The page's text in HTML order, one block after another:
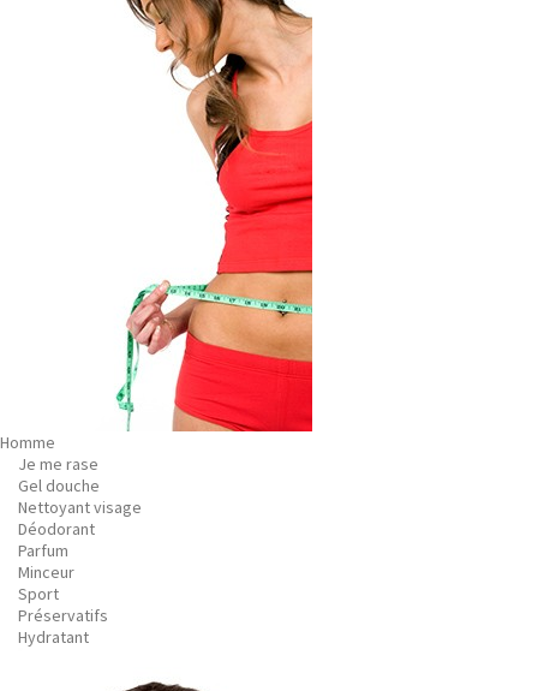
Homme
Je me rase
Gel douche
Nettoyant visage
Déodorant
Parfum
Minceur
Sport
Préservatifs
Hydratant